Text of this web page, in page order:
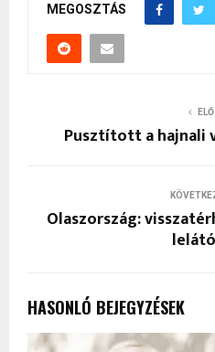
MEGOSZTÁS
Pusztított a hajnali
Olaszország:
HASONLÓ BEJEGYZÉSEK